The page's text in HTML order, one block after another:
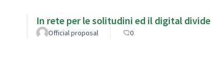
In rete per le solitudini ed il digital divide
Official proposal 0